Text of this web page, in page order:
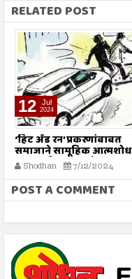
RELATED POST
12 Jul
2024
‘हिट अँड रन’ प्रकरणांबाबत
समाजाने सामूहिक आत्मशोध
करण्याची गरज - मौलाना
इलियास खान फलाही
Shodhan 7/12/2024
POST A COMMENT